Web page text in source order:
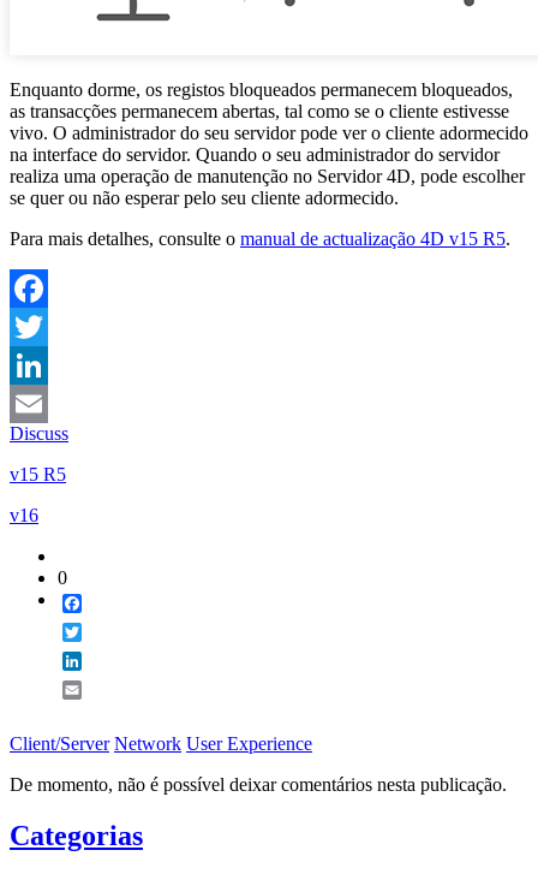
Enquanto dorme, os registos bloqueados permanecem bloqueados,
as transacções permanecem abertas, tal como se o cliente estivesse
vivo. O administrador do seu servidor pode ver o cliente adormecido
na interface do servidor. Quando o seu administrador do servidor
realiza uma operação de manutenção no Servidor 4D, pode escolher
se quer ou não esperar pelo seu cliente adormecido.
Para mais detalhes, consulte o manual de actualização 4D v15 R5.
Facebook
Twitter
LinkedIn
Email
Discuss
v15 R5
v16
0
Client/Server Network User Experience
De momento, não é possível deixar comentários nesta publicação.
Categorias